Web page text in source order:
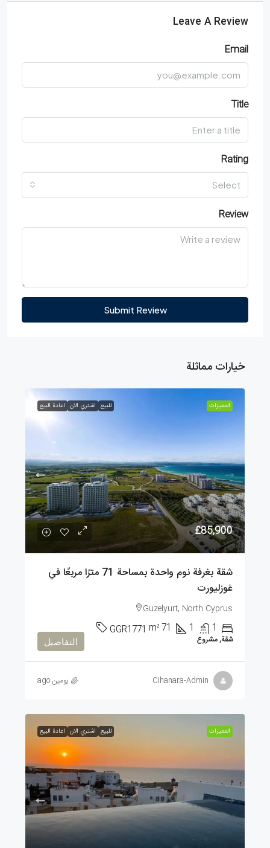
Leave A Review
Email
Title
Rating
Select
Review
Submit Review
خيارات مماثلة
الممیزات للبيع اشتري الان اعادة البيع
£85,900
شقة بغرفة نوم واحدة بمساحة 71 مترًا مربعًا في
غوزليورت
Guzelyurt, North Cyprus
1
1
71
m²
GGR1771
شقة, مشروع التفاصيل
Cihanara-Admin يومين ago
الممیزات للبيع اشتري الان اعادة البيع